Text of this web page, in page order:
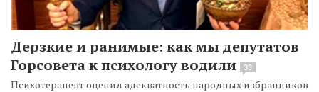
Дерзкие и ранимые: как мы депутатов
Горсовета к психологу водили
33
Психотерапевт оценил адекватность народных избранников